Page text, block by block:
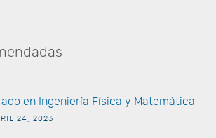
en Ingeniería Física y Matemática
24, 2023